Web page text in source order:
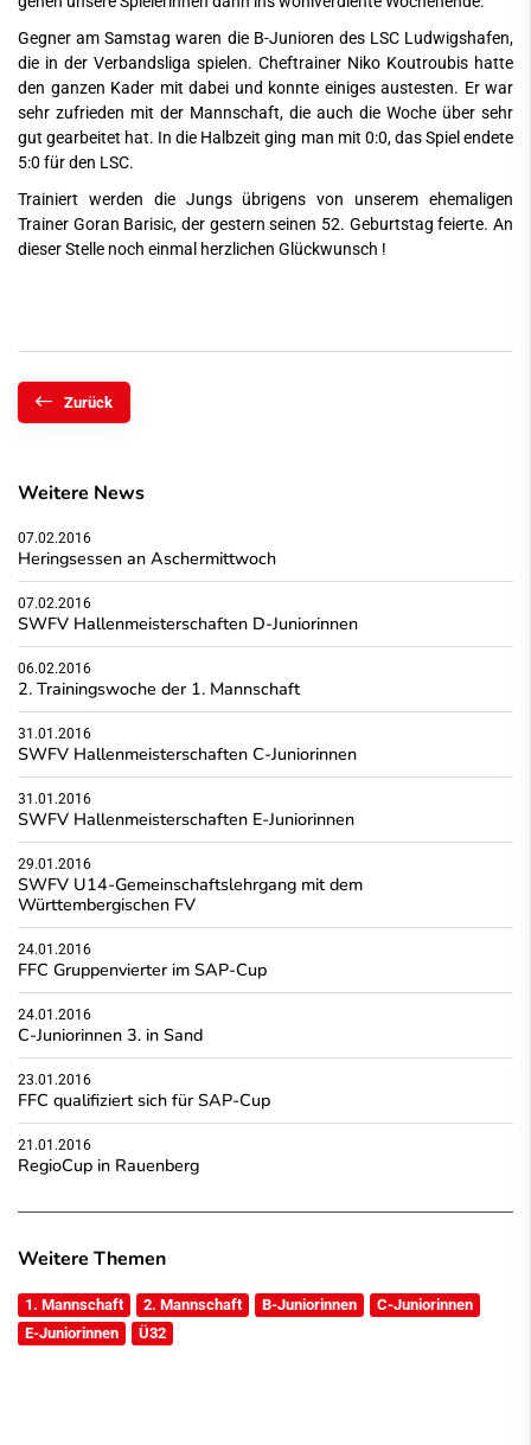
Gegner am Samstag waren die B-Junioren des LSC Ludwigshafen,
die in der Verbandsliga spielen. Cheftrainer Niko Koutroubis hatte
den ganzen Kader mit dabei und konnte einiges austesten. Er war
sehr zufrieden mit der Mannschaft, die auch die Woche über sehr
gut gearbeitet hat. In die Halbzeit ging man mit 0:0, das Spiel endete
5:0 für den LSC.
Trainiert werden die Jungs übrigens von unserem ehemaligen
Trainer Goran Barisic, der gestern seinen 52. Geburtstag feierte. An
dieser Stelle noch einmal herzlichen Glückwunsch !
Zurück
Weitere News
07.02.2016
Heringsessen an Aschermittwoch
07.02.2016
SWFV Hallenmeisterschaften D-Juniorinnen
06.02.2016
2. Trainingswoche der 1. Mannschaft
31.01.2016
SWFV Hallenmeisterschaften C-Juniorinnen
31.01.2016
SWFV Hallenmeisterschaften E-Juniorinnen
29.01.2016
SWFV U14-Gemeinschaftslehrgang mit dem
Württembergischen FV
24.01.2016
FFC Gruppenvierter im SAP-Cup
24.01.2016
C-Juniorinnen 3. in Sand
23.01.2016
FFC qualifiziert sich für SAP-Cup
21.01.2016
RegioCup in Rauenberg
Weitere Themen
1. Mannschaft 2. Mannschaft B-Juniorinnen
C-Juniorinnen
E-Juniorinnen
Ü32